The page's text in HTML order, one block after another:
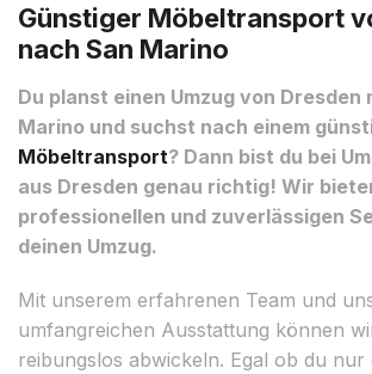
Günstiger Möbeltransport
nach San Marino
Du planst einen Umzug von Dresden
Marino und suchst nach einem
Möbeltransport? Dann bist du bei
aus Dresden genau richtig! Wir
professionellen und zuverlässigen
deinen Umzug.
Mit unserem erfahrenen Team und
umfangreichen Ausstattung können
reibungslos abwickeln. Egal ob du nur